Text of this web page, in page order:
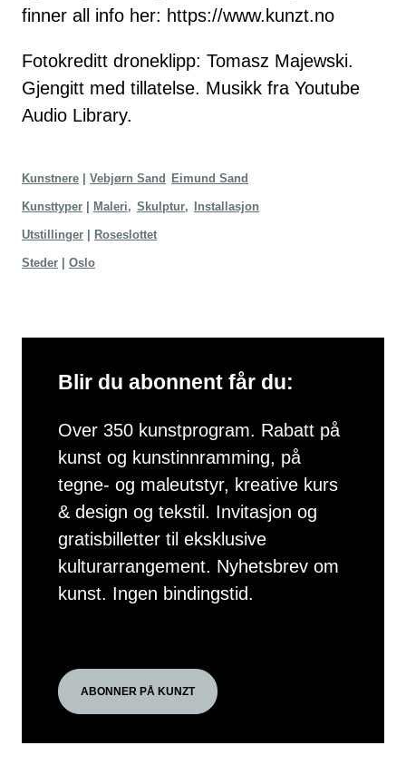
finner all info her: https://www.kunzt.no
Fotokreditt droneklipp: Tomasz Majewski.
Gjengitt med tillatelse. Musikk fra Youtube
Audio Library.
Kunstnere Vebjørn Sand Eimund Sand
Kunsttyper Maleri Skulptur Installasjon
Utstillinger Roseslottet
Steder Oslo
Blir du abonnent får du:
Over 350 kunstprogram. Rabatt på
kunst og kunstinnramming, på
tegne- og maleutstyr, kreative kurs
& design og tekstil. Invitasjon og
gratisbilletter til eksklusive
kulturarrangement. Nyhetsbrev om
kunst. Ingen bindingstid.
ABONNER PÅ KUNZT